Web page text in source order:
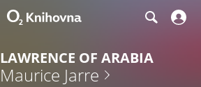
LAWRENCE OF ARABIA
Maurice Jarre